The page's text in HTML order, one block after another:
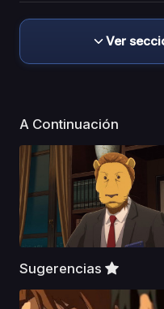
Ver
A Continuación
Sugerencias